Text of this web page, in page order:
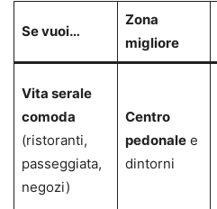
Se vuoi…
Zona
migliore
Vita serale
comoda
(ristoranti,
passeggiata,
negozi)
Centro
pedonalee
dintorni